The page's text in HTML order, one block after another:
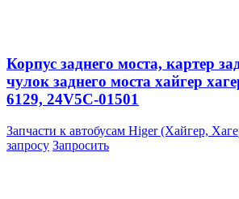
Корпус заднего моста, картер
чулок заднего моста хайгер
6129, 24V5C-01501
Запчасти к автобусам Higer (Хайгер,
запросу Запросить